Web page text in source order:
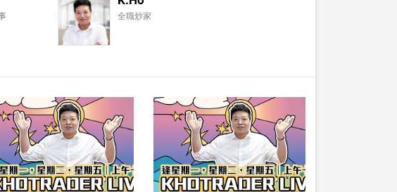
全職炒家